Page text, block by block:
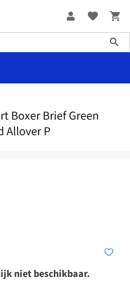
Boxer Brief Green
Allover P
niet beschikbaar.